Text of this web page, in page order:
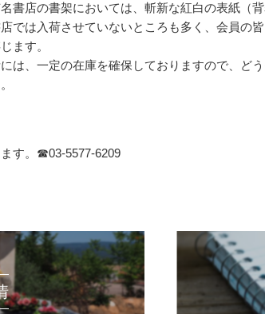
書店の書架においては、斬新な紅白の表紙（
では入荷させていないところも多く、会員の
ます。
は、一定の在庫を確保しておりますので、ど
ます。☎03-5577-6209